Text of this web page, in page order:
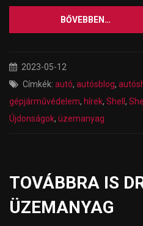
BŐVEBBEN…
2023-05-12
Címkék: autó, autósblog,
gépjárművédelem, hírek, Shell,
Újdonságok, üzemanyag
TOVÁBBRA IS
ÜZEMANYAG